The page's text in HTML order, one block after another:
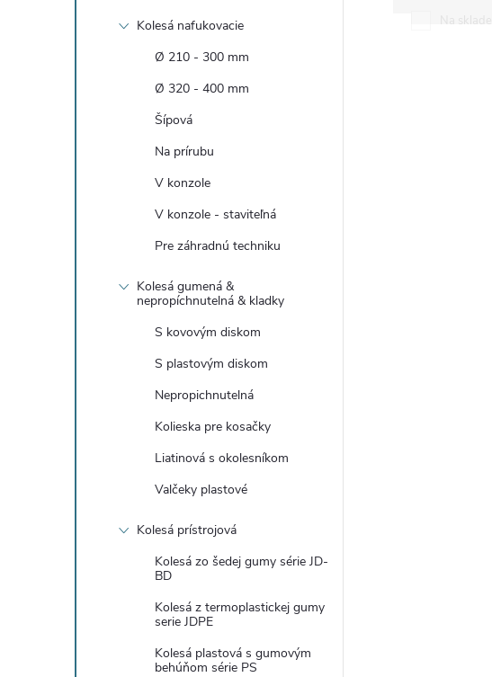
Kolesá nafukovacie
Ø 210 - 300 mm
Ø 320 - 400 mm
Šípová
Na prírubu
V konzole
V konzole - staviteľná
Pre záhradnú techniku
Kolesá gumená &
nepropíchnutelná & kladky
S kovovým diskom
S plastovým diskom
Nepropichnutelná
Kolieska pre kosačky
Liatinová s okolesníkom
Valčeky plastové
Kolesá prístrojová
Kolesá zo šedej gumy série JD-
BD
Kolesá z termoplastickej gumy
serie JDPE
Kolesá plastová s gumovým
behúňom série PS
Na sklade